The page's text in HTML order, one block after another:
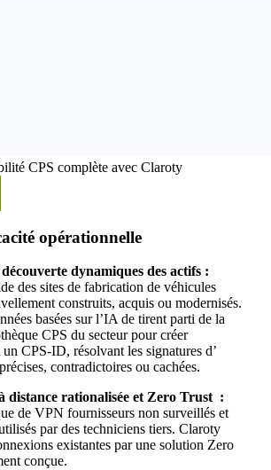
CPS complète avec Claroty
opérationnelle
dynamiques des actifs :
des sites de fabrication de véhicules
construits, acquis ou modernisés.
basées sur l’IA de tirent parti de la
CPS du secteur pour créer
CPS-ID, résolvant les signatures d’
contradictoires ou cachées.
distance rationalisée et Zero Trust :
de VPN fournisseurs non surveillés et
par des techniciens tiers. Claroty
existantes par une solution Zero
conçue.